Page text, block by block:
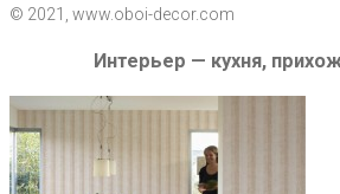
© 2021, www.oboi-decor.com
Интерьер — кухня,